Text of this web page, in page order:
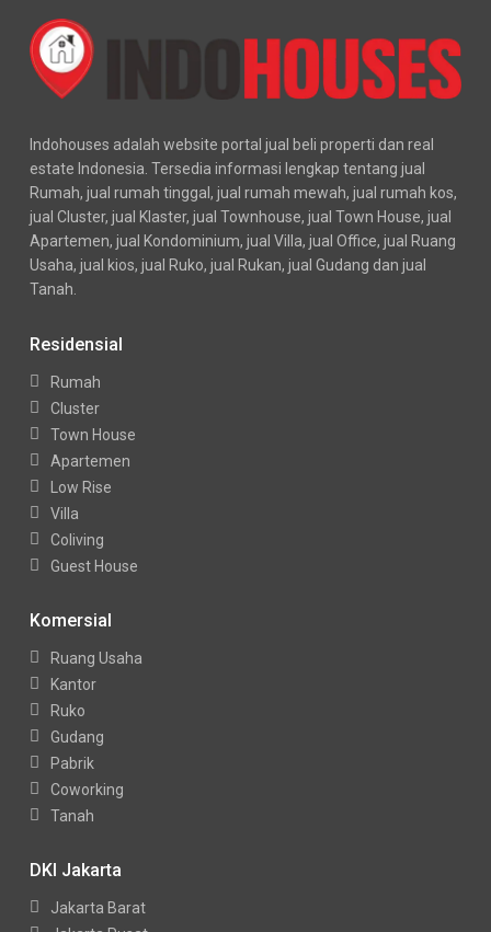
Indohouses adalah website portal jual beli properti dan real
estate Indonesia. Tersedia informasi lengkap tentang jual
Rumah, jual rumah tinggal, jual rumah mewah, jual rumah kos,
jual Cluster, jual Klaster, jual Townhouse, jual Town House, jual
Apartemen, jual Kondominium, jual Villa, jual Office, jual Ruang
Usaha, jual kios, jual Ruko, jual Rukan, jual Gudang dan jual
Tanah.
Residensial
Rumah
Cluster
Town House
Apartemen
Low Rise
Villa
Coliving
Guest House
Komersial
Ruang Usaha
Kantor
Ruko
Gudang
Pabrik
Coworking
Tanah
DKI Jakarta
Jakarta Barat